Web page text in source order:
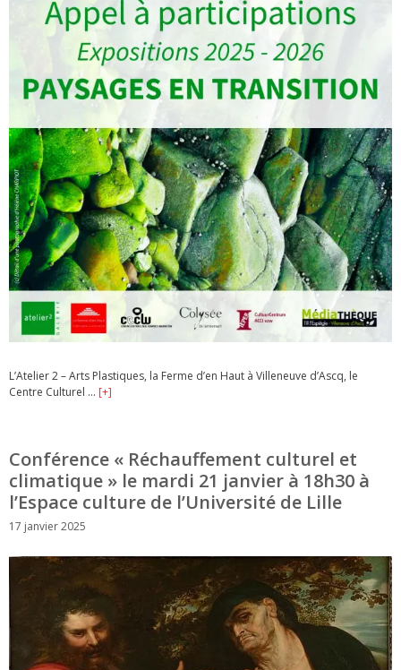
L’Atelier 2 – Arts Plastiques, la Ferme d’en Haut à Villeneuve d’Ascq, le
Centre Culturel … [+]
Conférence « Réchauffement culturel et
climatique » le mardi 21 janvier à 18h30 à
l’Espace culture de l’Université de Lille
17 janvier 2025